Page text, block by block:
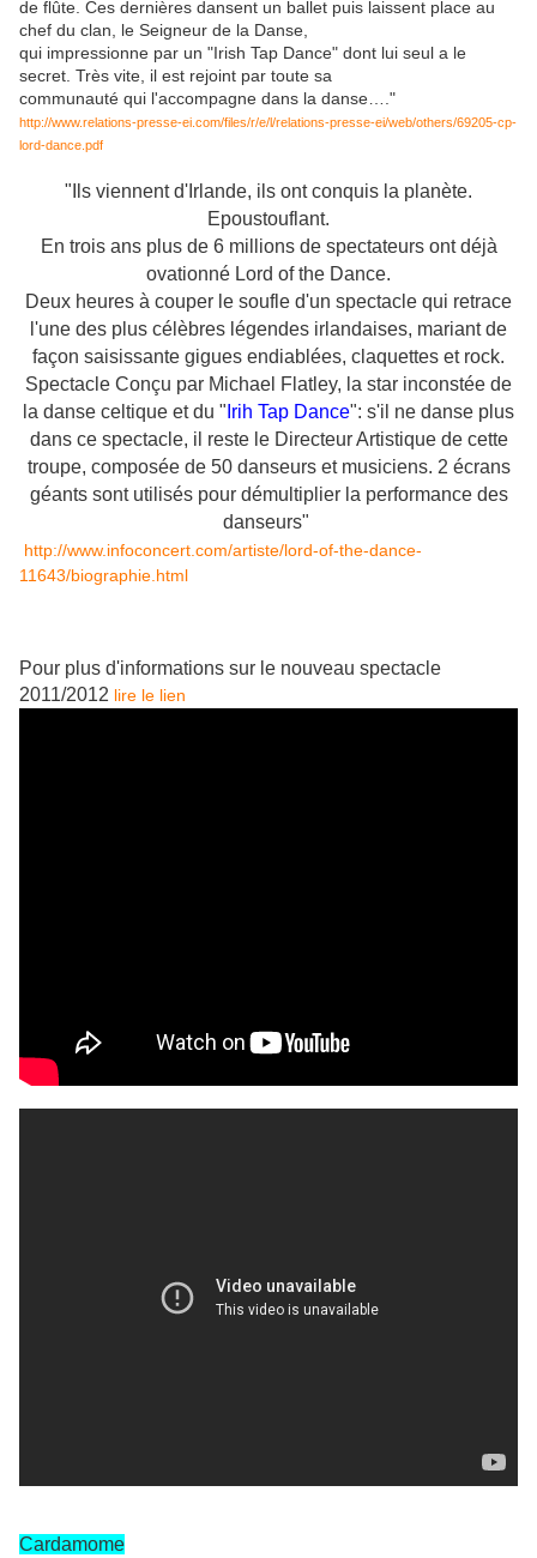
de flûte. Ces dernières dansent un ballet puis laissent place au
chef du clan, le Seigneur de la Danse,
qui impressionne par un "Irish Tap Dance" dont lui seul a le
secret. Très vite, il est rejoint par toute sa
communauté qui l'accompagne dans la danse…."
http://www.relations-presse-ei.com/files/r/e/l/relations-presse-ei/web/others/69205-cp-
lord-dance.pdf
"Ils viennent d'Irlande, ils ont conquis la planète.
Epoustouflant.
En trois ans plus de 6 millions de spectateurs ont déjà
ovationné Lord of the Dance.
Deux heures à couper le soufle d'un spectacle qui retrace
l'une des plus célèbres légendes irlandaises, mariant de
façon saisissante gigues endiablées, claquettes et rock.
Spectacle Conçu par Michael Flatley, la star inconstée de
la danse celtique et du " Irih Tap Dance": s'il ne danse plus
dans ce spectacle, il reste le Directeur Artistique de cette
troupe, composée de 50 danseurs et musiciens. 2 écrans
géants sont utilisés pour démultiplier la performance des
danseurs"
http://www.infoconcert.com/artiste/lord-of-the-dance-
11643/biographie.html
Pour plus d'informations sur le nouveau spectacle
2011/2012 lire le lien
Cardamome